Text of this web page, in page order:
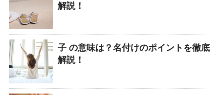
解説！
子 の意味は？名付けのポイントを徹底
解説！